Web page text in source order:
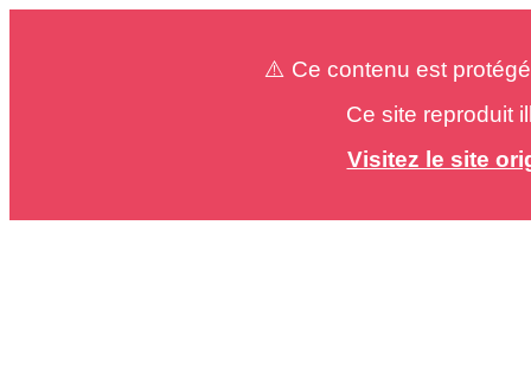
⚠️ Ce contenu est
Ce site reproduit
Visitez le site